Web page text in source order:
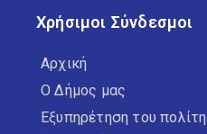
Χρήσιμοι Σύνδεσμοι
Αρχική
Ο Δήμος μας
Εξυπηρέτηση του πολίτη